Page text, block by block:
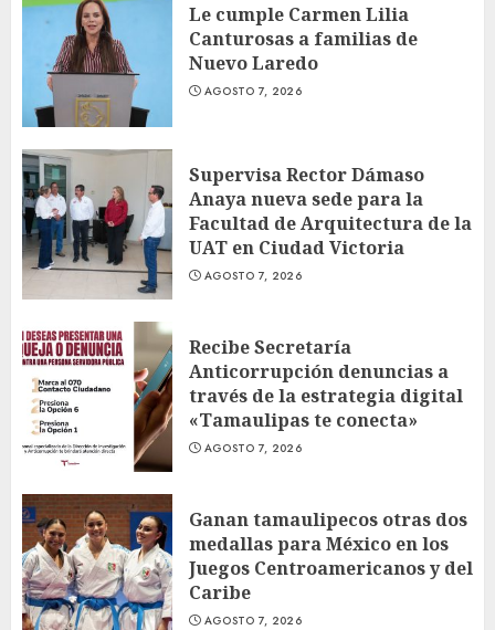
Le cumple Carmen Lilia
Canturosas a familias de
Nuevo Laredo
AGOSTO 7, 2026
Supervisa Rector Dámaso
Anaya nueva sede para la
Facultad de Arquitectura de la
UAT en Ciudad Victoria
AGOSTO 7, 2026
Recibe Secretaría
Anticorrupción denuncias a
través de la estrategia digital
«Tamaulipas te conecta»
AGOSTO 7, 2026
Ganan tamaulipecos otras dos
medallas para México en los
Juegos Centroamericanos y del
Caribe
AGOSTO 7, 2026